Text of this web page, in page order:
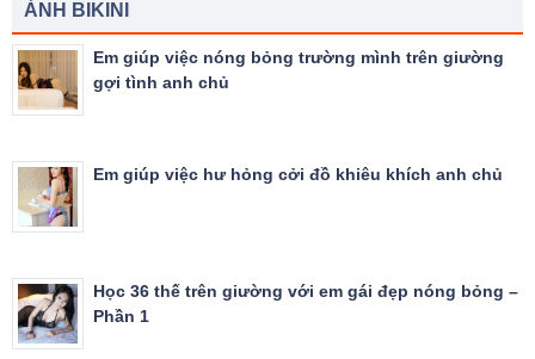
ẢNH BIKINI
Em giúp việc nóng bỏng trường mình trên giường
gợi tình anh chủ
Em giúp việc hư hỏng cởi đồ khiêu khích anh chủ
Học 36 thế trên giường với em gái đẹp nóng bỏng –
Phần 1